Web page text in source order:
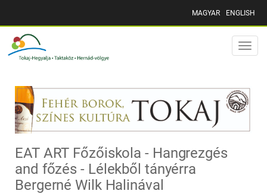
MAGYAR ENGLISH
Toggle
EAT ART Főzőiskola - Hangrezgés
and főzés - Lélekből tányérra
Bergerné Wilk Halinával